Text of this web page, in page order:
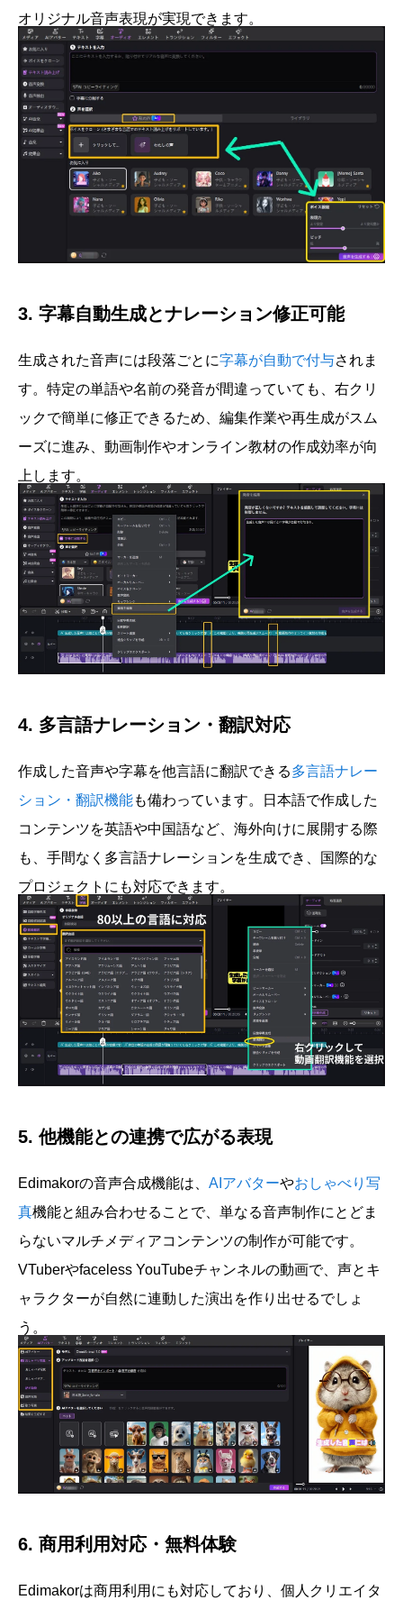
オリジナル音声表現が実現できます。
3. 字幕自動生成とナレーション修正可能
生成された音声には段落ごとに字幕が自動で付与されま
す。特定の単語や名前の発音が間違っていても、右クリ
ックで簡単に修正できるため、編集作業や再生成がスム
ーズに進み、動画制作やオンライン教材の作成効率が向
上します。
4. 多言語ナレーション・翻訳対応
作成した音声や字幕を他言語に翻訳できる多言語ナレー
ション・翻訳機能も備わっています。日本語で作成した
コンテンツを英語や中国語など、海外向けに展開する際
も、手間なく多言語ナレーションを生成でき、国際的な
プロジェクトにも対応できます。
5. 他機能との連携で広がる表現
Edimakorの音声合成機能は、 AIアバターやおしゃべり写
真機能と組み合わせることで、単なる音声制作にとどま
らないマルチメディアコンテンツの制作が可能です。
VTuberやfaceless YouTubeチャンネルの動画で、声とキ
ャラクターが自然に連動した演出を作り出せるでしょ
う。
6. 商用利用対応・無料体験
Edimakorは商用利用にも対応しており、個人クリエイタ